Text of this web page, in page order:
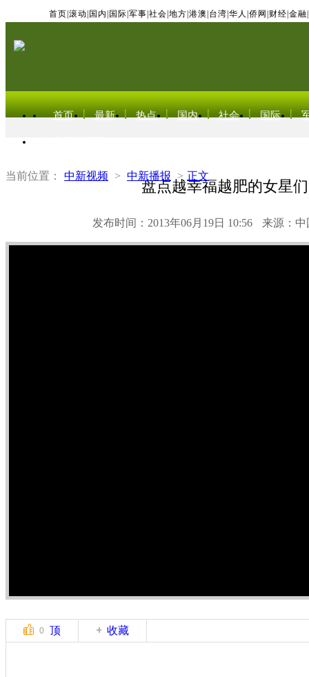
首页 滚动 国内 国际 军事 社会 地方 港澳 台湾 华人 侨网 财经 金融
首页 最新 热点 国内 社会 国际
当前位置： 中新视频 > 中新播报 > 正文
盘点越幸福越肥的女星们
发布时间：2013年06月19日 10:56 来源：中
0 顶 收藏